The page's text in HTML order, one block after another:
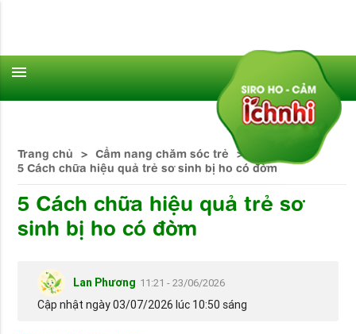
menu
Trang chủ > Cẩm nang chăm sóc trẻ
>
5 Cách chữa hiệu quả trẻ sơ sinh bị ho có đờm
5 Cách chữa hiệu quả trẻ sơ
sinh bị ho có đờm
Lan Phương 11:21 - 23/06/2026
Cập nhật ngày 03/07/2026 lúc 10:50 sáng